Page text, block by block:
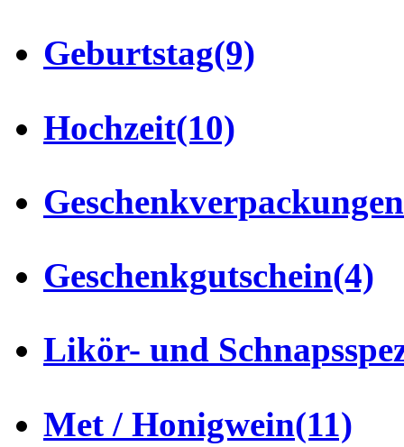
Geburtstag(9)
Hochzeit(10)
Geschenkverpackungen
Geschenkgutschein(4)
Likör- und
Met / Honigwein(11)